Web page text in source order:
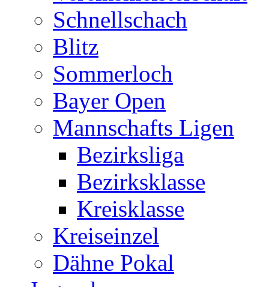
Schnellschach
Blitz
Sommerloch
Bayer Open
Mannschafts Ligen
Bezirksliga
Bezirksklasse
Kreisklasse
Kreiseinzel
Dähne Pokal